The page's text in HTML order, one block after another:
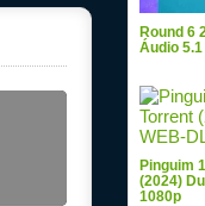
Round 6
Áudio
Pinguim
(2024)
1080p